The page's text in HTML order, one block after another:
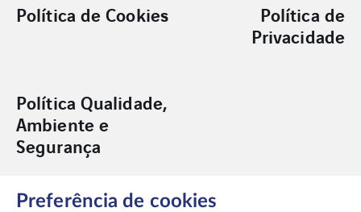
Política de Cookies
Política de
Privacidade
Política Qualidade,
Ambiente e
Segurança
Preferência de cookies